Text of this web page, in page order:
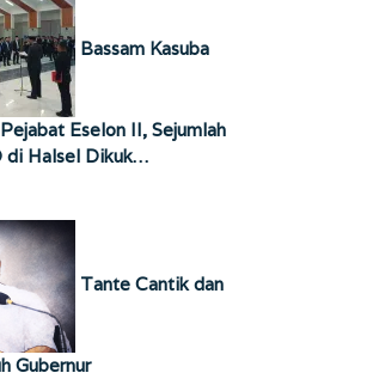
Bassam Kasuba
Eselon II, Sejumlah
di Halsel Dikuk…
Tante Cantik dan
Gubernur